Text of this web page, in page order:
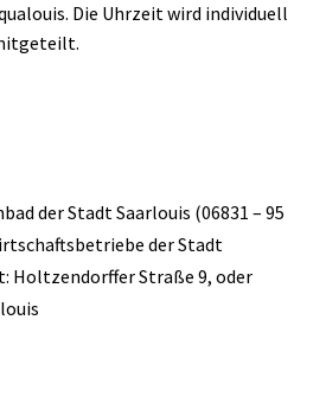
Die Uhrzeit wird individuell
der Stadt Saarlouis (06831 – 95
der Stadt
Holtzendorffer Straße 9, oder